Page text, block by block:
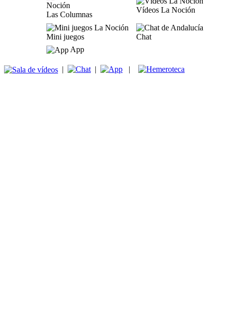
Las Columnas
Vídeos La Noción
Mini juegos
Chat
App
| | |